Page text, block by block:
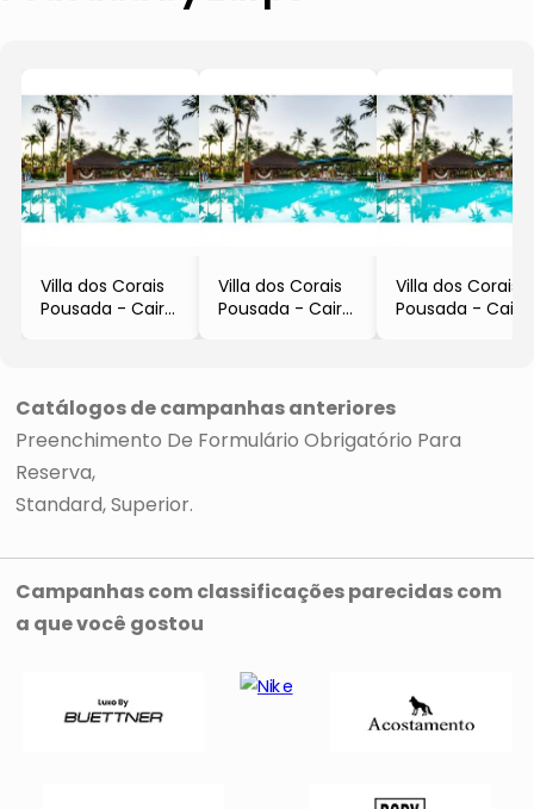
Villa dos Corais
Pousada - Cairu
- 15/08/2021 a
19/08/2021
- Consulte
Regras De
Cancelamento*
Villa dos Corais
Pousada - Cairu
- 15/08/2021 a
19/08/2021
- Consulte
Villa dos Corais
Pousada - Cairu
19/08/2021
- Consulte
Catálogos de campanhas anteriores
Preenchimento De Formulário Obrigatório Para
Reserva
Standard Superior
Campanhas com classificações parecidas com
a que você gostou